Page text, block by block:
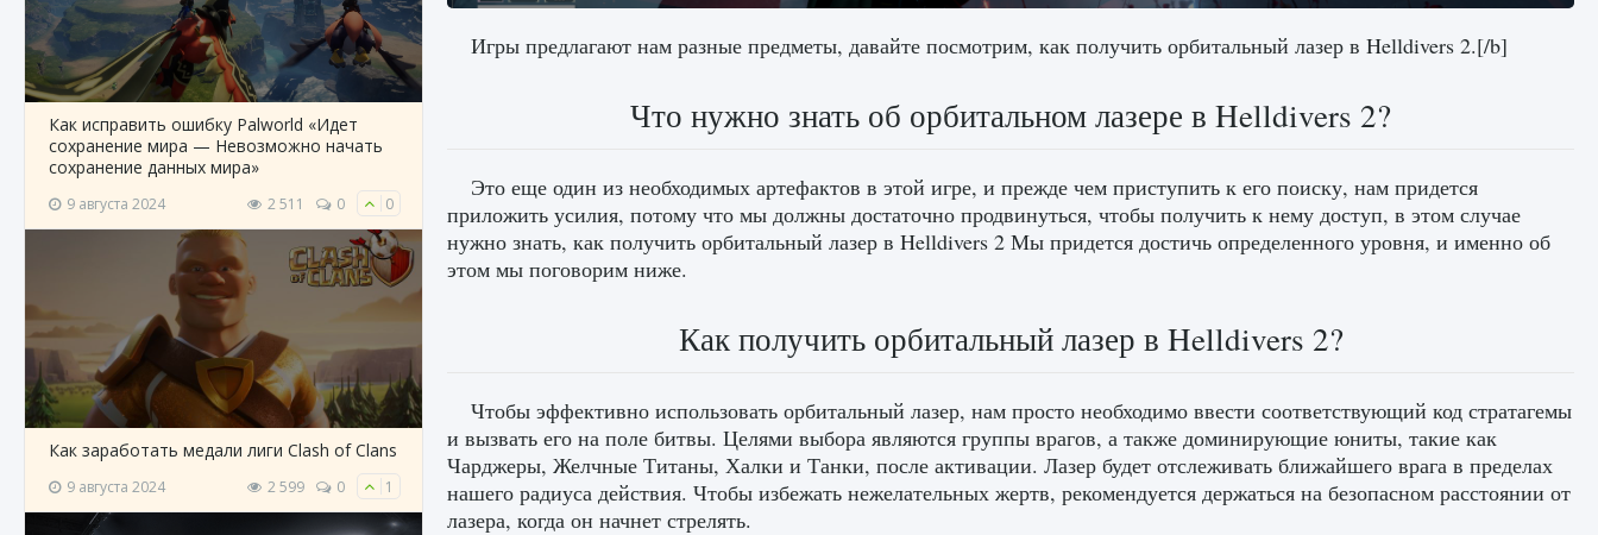
Как исправить ошибку Palworld «Идет
сохранение мира — Невозможно начать
сохранение данных мира»
9 августа 2024 2 511 0 0
Как заработать медали лиги Clash of Clans
9 августа 2024 2 599 0 1
Игры предлагают нам разные предметы, давайте посмотрим, как получить орбитальный лазер в Helldivers 2.[/b]
Что нужно знать об орбитальном лазере в Helldivers 2?
Это еще один из необходимых артефактов в этой игре, и прежде чем приступить к его поиску, нам придется
приложить усилия, потому что мы должны достаточно продвинуться, чтобы получить к нему доступ, в этом случае
нужно знать, как получить орбитальный лазер в Helldivers 2 Мы придется достичь определенного уровня, и именно об
этом мы поговорим ниже.
Как получить орбитальный лазер в Helldivers 2?
Чтобы эффективно использовать орбитальный лазер, нам просто необходимо ввести соответствующий код стратагемы
и вызвать его на поле битвы. Целями выбора являются группы врагов, а также доминирующие юниты, такие как
Чарджеры, Желчные Титаны, Халки и Танки, после активации. Лазер будет отслеживать ближайшего врага в пределах
нашего радиуса действия. Чтобы избежать нежелательных жертв, рекомендуется держаться на безопасном расстоянии от
лазера, когда он начнет стрелять.